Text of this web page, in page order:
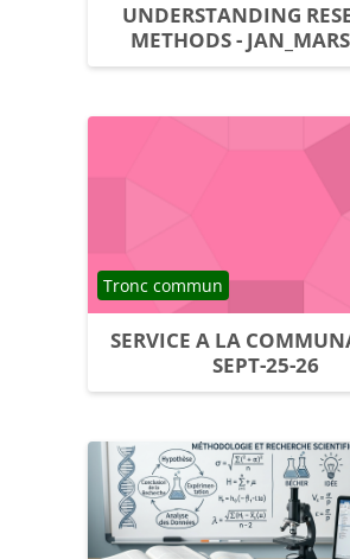
UNDERSTANDING
METHODS -
SERVICE A LA
SEPT-25-26
Catégorie de cours
Tronc commun